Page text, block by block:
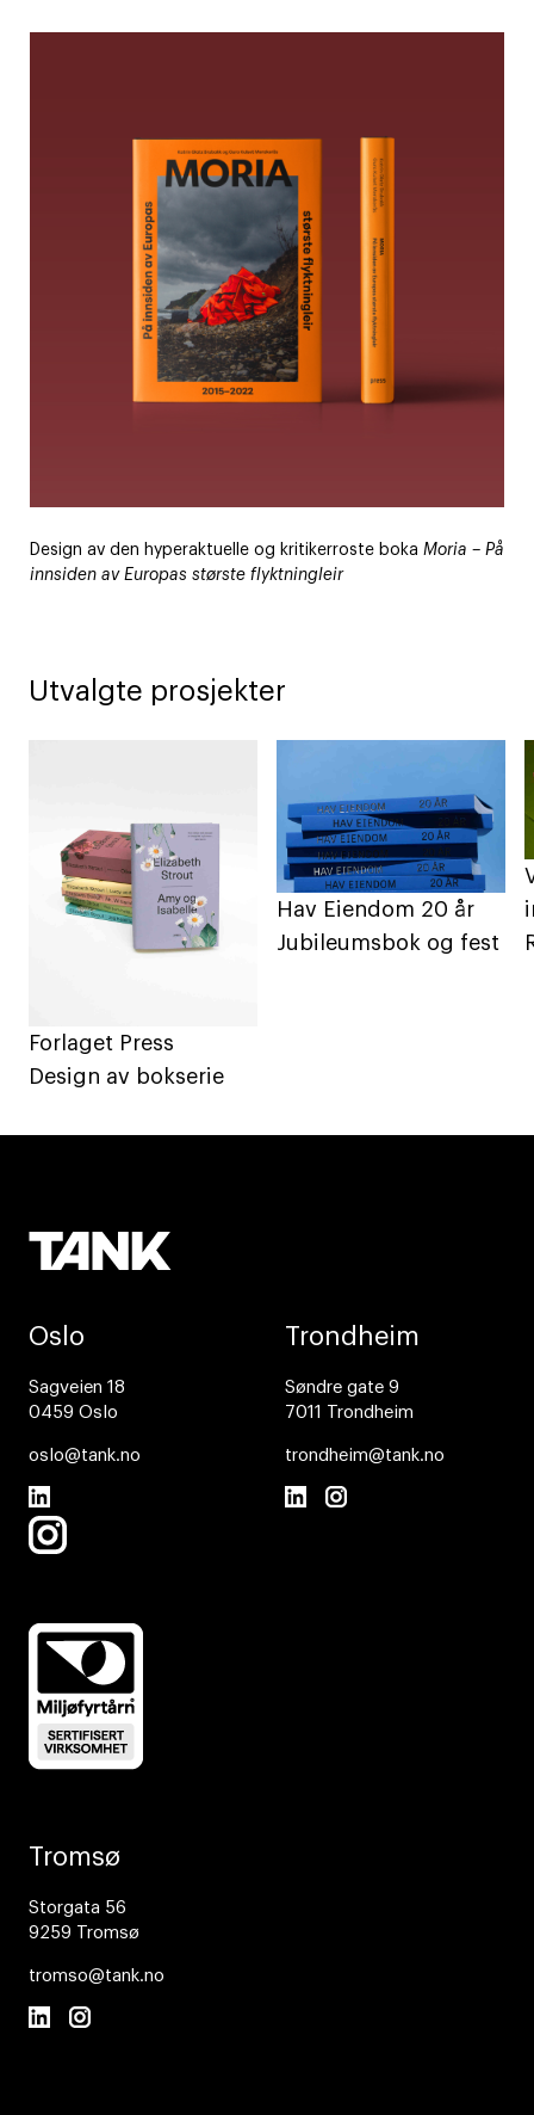
Design av den hyperaktuelle og kritikerroste boka Moria – På
innsiden av Europas største flyktningleir
Utvalgte prosjekter
Forlaget Press
Design av bokserie
Hav Eiendom 20 år
Jubileumsbok og fest
Oslo
Sagveien 18
0459 Oslo
oslo@tank.no
Trondheim
Søndre gate 9
7011 Trondheim
trondheim@tank.no
Tromsø
Storgata 56
9259 Tromsø
tromso@tank.no